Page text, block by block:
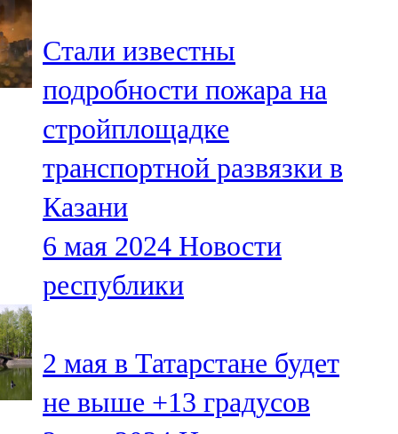
91,0 FM
Шәмәрдән
102,3 FM
Яңа чишмә
107,0 FM
Яр Чаллы
105,5 FM
Стали известны
подробности пожара на
стройплощадке
транспортной развязки в
Казани
6 мая 2024 Новости
республики
2 мая в Татарстане будет
не выше +13 градусов